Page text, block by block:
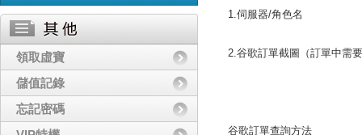
領取虛寶
儲值記錄
忘記密碼
1.伺服器/角色名
2.谷歌訂單截圖（訂單中需
谷歌訂單查詢方法